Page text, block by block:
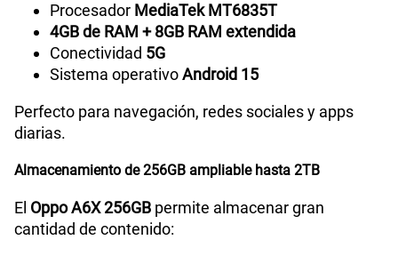
GPS
Reconocimiento Facial
Lector de Huella
Procesador MediaTek MT6835T
4GB de RAM + 8GB RAM extendida
Conectividad 5G
Sistema operativoAndroid 15
Perfecto para navegación, redes sociales y apps
diarias.
Almacenamiento de 256GB ampliable hasta 2TB
El Oppo A6X 256GB permite almacenar gran
cantidad de contenido: